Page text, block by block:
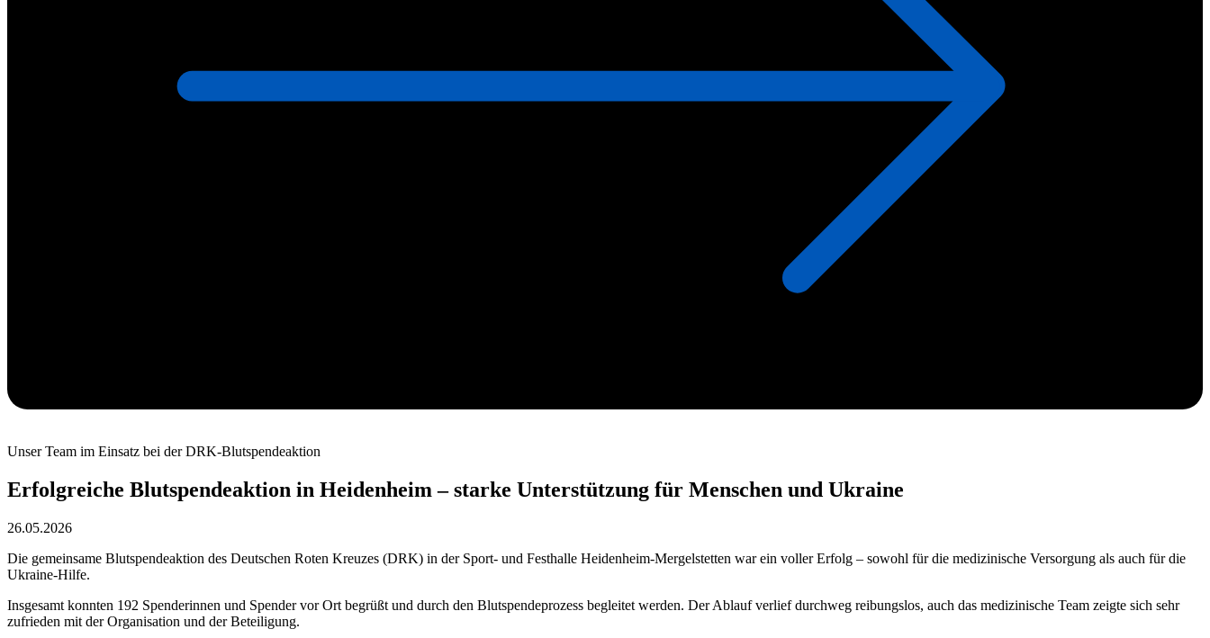
Unser Team im Einsatz bei der DRK-Blutspendeaktion
Erfolgreiche Blutspendeaktion in Heidenheim – starke Unterstützung für Menschen und Ukraine
26.05.2026
Die gemeinsame Blutspendeaktion des Deutschen Roten Kreuzes (DRK) in der Sport‑ und Festhalle Heidenheim-Mergelstetten war ein voller Erfolg – sowohl für die medizinische Versorgung als auch für die
Ukraine‑Hilfe.
Insgesamt konnten 192 Spenderinnen und Spender vor Ort begrüßt und durch den Blutspendeprozess begleitet werden. Der Ablauf verlief durchweg reibungslos, auch das medizinische Team zeigte sich sehr
zufrieden mit der Organisation und der Beteiligung.